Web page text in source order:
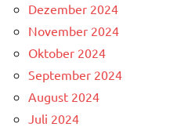
Dezember 2024
November 2024
Oktober 2024
September 2024
August 2024
Juli 2024